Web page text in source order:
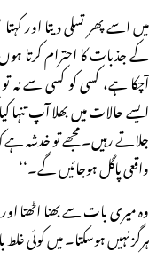
میں اسے پھر تسلی دیتا اور
کے جذبات کا احترام کرتا
آچکا ہے، کسی کو کسی سے نہ
ایسے حالات میں بھلا آپ
جلاتے رہیں۔ مجھے تو خدشہ ہے
واقعی پاگل ہوجائیں گے۔‘‘
وہ میری بات سے بھنا اٹھتا
ہرگز نہیں ہوسکتا۔ میں کوئی